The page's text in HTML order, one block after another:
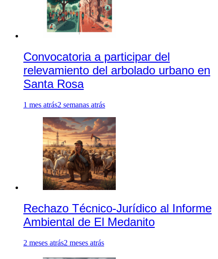
Convocatoria a participar del
relevamiento del arbolado urbano en
Santa Rosa
1 mes atrás2 semanas atrás
Rechazo Técnico-Jurídico al Informe
Ambiental de El Medanito
2 meses atrás2 meses atrás